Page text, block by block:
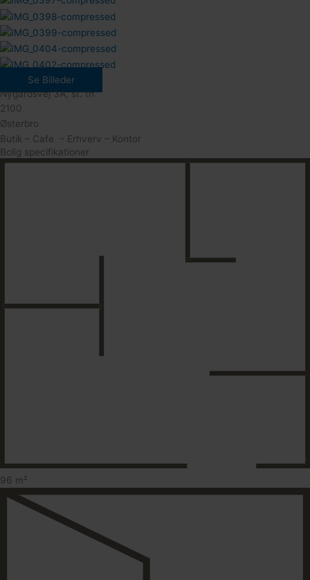
Se Billeder
Nygårdsvej 3A, st. th
2100
Østerbro
Butik – Cafe – Erhverv – Kontor
Bolig specifikationer
96 m²